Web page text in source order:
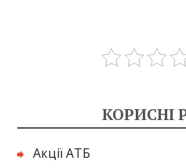
КОРИСНІ
Акції АТБ